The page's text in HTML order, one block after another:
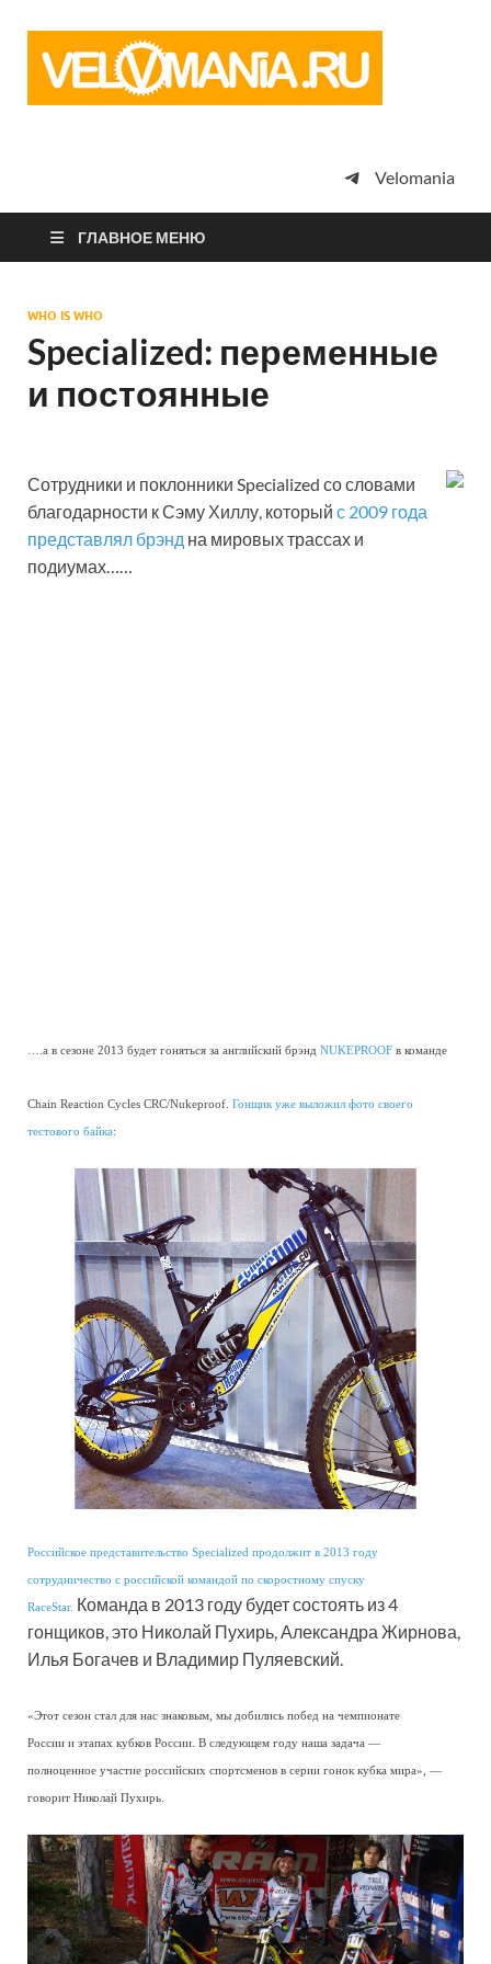
просто
Velomania
ГЛАВНОЕ МЕНЮ
WHO IS WHO
Specialized: переменные
и постоянные
Сотрудники и поклонники Specialized со словами
благодарности к Сэму Хиллу, который с 2009 года
представлял брэнд на мировых трассах и
подиумах……
….а в сезоне 2013 будет гоняться за английский брэнд NUKEPROOF в команде
Chain Reaction Cycles CRC/Nukeproof. Гонщик уже выложил фото своего
тестового байка:
Российское представительство Specialized продолжит в 2013 году
сотрудничество с российской командой по скоростному спуску
RaceStar. Команда в 2013 году будет состоять из 4
гонщиков, это Николай Пухирь, Александра Жирнова,
Илья Богачев и Владимир Пуляевский.
«Этот сезон стал для нас знаковым, мы добились побед на чемпионате
России и этапах кубков России. В следующем году наша задача —
полноценное участие российских спортсменов в серии гонок кубка мира», —
говорит Николай Пухирь.